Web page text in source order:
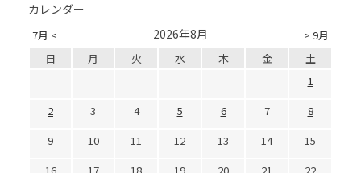
カレンダー
7月 < > 9月
2026年8月
日 月 火 水 木 金
土
1
2
3 4 5 6 7
8
9
10 11 12 13 14
15
16
17 18 19 20 21
22